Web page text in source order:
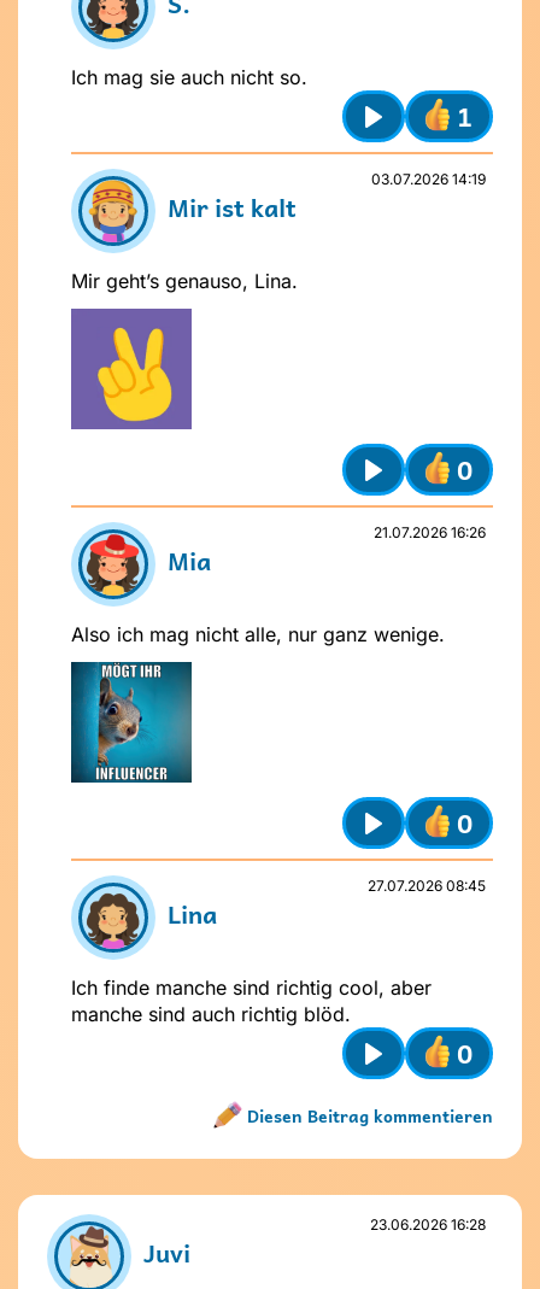
Ich mag sie auch nicht so.
Play
1
Mir ist kalt
03.07.2026 14:19
Mir geht’s genauso, Lina.
Play
0
Mia
21.07.2026 16:26
Also ich mag nicht alle, nur ganz wenige.
Play
0
Lina
27.07.2026 08:45
Ich finde manche sind richtig cool, aber
manche sind auch richtig blöd.
Play
0
Diesen Beitrag kommentieren
Name nicht vergeben
Name und Avatar ändern
Juvi
23.06.2026 16:28